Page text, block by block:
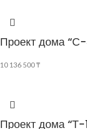
Проект дома
10 136 500₸
Проект дома “Т-